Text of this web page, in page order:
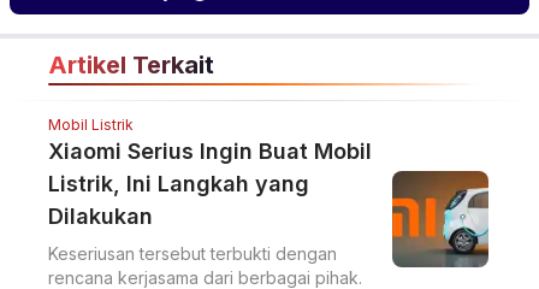
Realtime
Artikel Terkait
Mobil Listrik
Xiaomi Serius Ingin Buat Mobil
Listrik, Ini Langkah yang
Dilakukan
Keseriusan tersebut terbukti dengan
rencana kerjasama dari berbagai pihak.